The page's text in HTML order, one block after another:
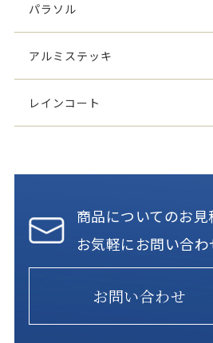
パラソル
アルミステッキ
レインコート
商品についてのお
お気軽にお問い合わ
お問い合わせ